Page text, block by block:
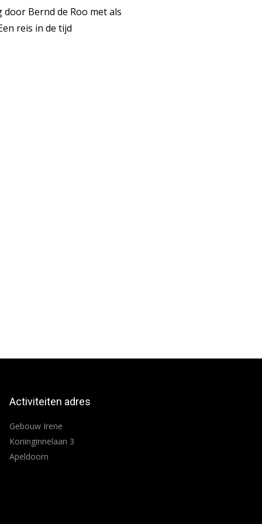
Bernd de Roo met als
reis in de tijd
Activiteiten adres
Gebouw Irene
Koninginnelaan 3
Apeldoorn